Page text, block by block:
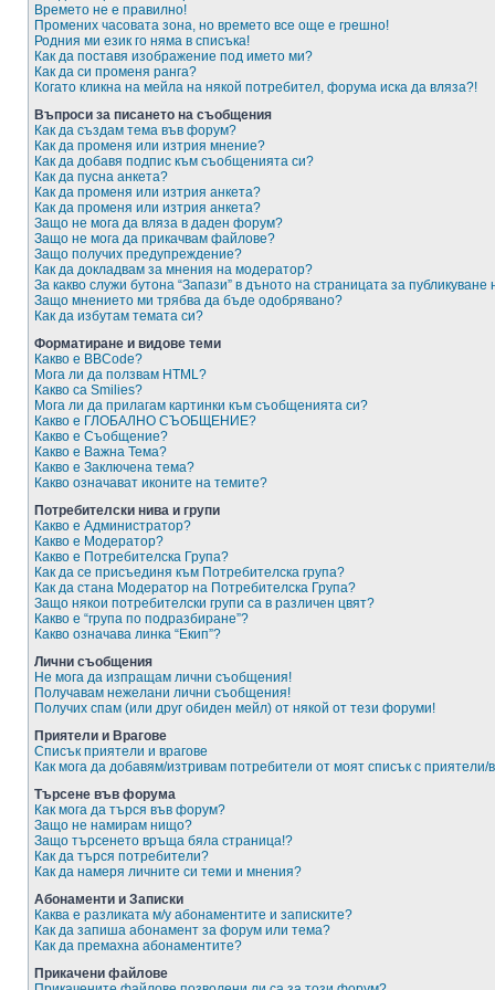
Времето не е правилно!
Промених часовата зона, но времето все още е грешно!
Родния ми език го няма в списъка!
Как да поставя изображение под името ми?
Как да си променя ранга?
Когато кликна на мейла на някой потребител, форума иска да вляза?!
Въпроси за писането на съобщения
Как да създам тема във форум?
Как да променя или изтрия мнение?
Как да добавя подпис към съобщенията си?
Как да пусна анкета?
Как да променя или изтрия анкета?
Как да променя или изтрия анкета?
Защо не мога да вляза в даден форум?
Защо не мога да прикачвам файлове?
Защо получих предупреждение?
Как да докладвам за мнения на модератор?
За какво служи бутона “Запази” в дъното на страницата за
Защо мнението ми трябва да бъде одобрявано?
Как да избутам темата си?
Форматиране и видове теми
Какво е BBCode?
Мога ли да ползвам HTML?
Какво са Smilies?
Мога ли да прилагам картинки към съобщенията си?
Какво е ГЛОБАЛНО СЪОБЩЕНИЕ?
Какво е Съобщение?
Какво е Важна Тема?
Какво е Заключена тема?
Какво означават иконите на темите?
Потребителски нива и групи
Какво е Администратор?
Какво е Модератор?
Какво е Потребителска Група?
Как да се присъединя към Потребителска група?
Как да стана Модератор на Потребителска Група?
Защо някои потребителски групи са в различен цвят?
Какво е “група по подразбиране”?
Какво означава линка “Екип”?
Лични съобщения
Не мога да изпращам лични съобщения!
Получавам нежелани лични съобщения!
Получих спам (или друг обиден мейл) от някой от тези форуми!
Приятели и Врагове
Списък приятели и врагове
Как мога да добавям/изтривам потребители от моят списък с приятели/
Търсене във форума
Как мога да търся във форум?
Защо не намирам нищо?
Защо търсенето връща бяла страница!?
Как да търся потребители?
Как да намеря личните си теми и мнения?
Абонаменти и Записки
Каква е разликата м/у абонаментите и записките?
Как да запиша абонамент за форум или тема?
Как да премахна абонаментите?
Прикачени файлове